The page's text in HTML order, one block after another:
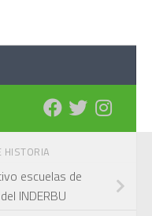
HISTORIA
escuelas de
INDERBU